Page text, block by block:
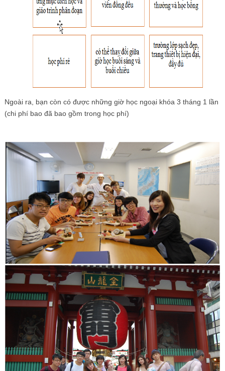
Ngoài ra, bạn còn có được những giờ học ngoại khóa 3 tháng 1 lần
(chi phí bao đã bao gồm trong học phí)